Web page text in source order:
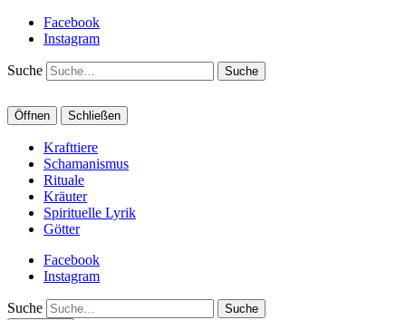
Facebook
Instagram
Suche
Öffnen Schließen
Krafttiere
Schamanismus
Rituale
Kräuter
Spirituelle Lyrik
Götter
Facebook
Instagram
Suche